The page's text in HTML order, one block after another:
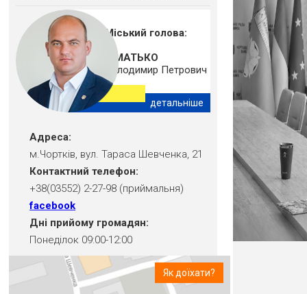
Міський голова:
ШМАТЬКО
Володимир Петрович
детальніше
Адреса:
м.Чортків, вул. Тараса Шевченка, 21
Контактний телефон:
+38(03552) 2-27-98 (приймальня)
facebook
Дні прийому громадян:
Понеділок 09:00-12:00
Як доїхати?